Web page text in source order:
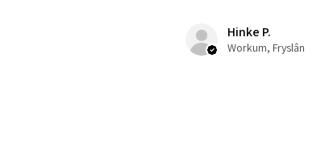
Hinke P.
Workum, Fryslân